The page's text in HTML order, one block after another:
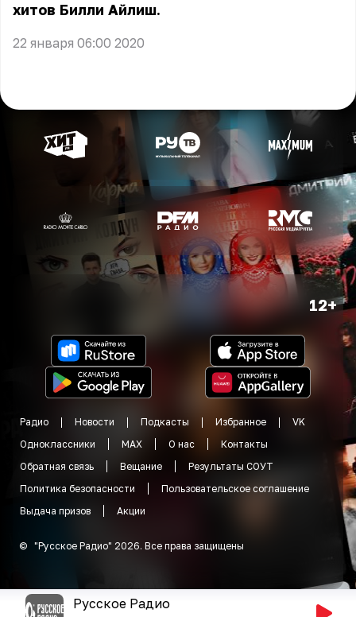
хитов Билли Айлиш.
22 января 06:00 2020
12+
Радио Новости Подкасты Избранное
VK
Одноклассники
MAX О нас
Контакты
Обратная связь
Вещание
Результаты СОУТ
Политика безопасности
Пользовательское соглашение
Выдача призов
Акции
© "Русское Радио" 2026. Все права защищены
Русское Радио